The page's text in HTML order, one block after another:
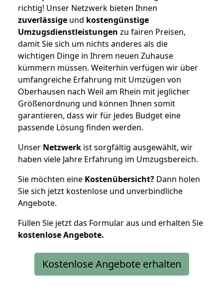
richtig! Unser Netzwerk bieten Ihnen
zuverlässige und kostengünstige
Umzugsdienstleistungen zu fairen Preisen,
damit Sie sich um nichts anderes als die
wichtigen Dinge in Ihrem neuen Zuhause
kümmern müssen. Weiterhin verfügen wir über
umfangreiche Erfahrung mit Umzügen von
Oberhausen nach Weil am Rhein mit jeglicher
Größenordnung und können Ihnen somit
garantieren, dass wir für jedes Budget eine
passende Lösung finden werden.
Unser Netzwerk ist sorgfältig ausgewählt, wir
haben viele Jahre Erfahrung im Umzugsbereich.
Sie möchten eine Kostenübersicht? Dann holen
Sie sich jetzt kostenlose und unverbindliche
Angebote.
Füllen Sie jetzt das Formular aus und erhalten Sie
kostenloseAngebote.
Kostenlose Angebote erhalten